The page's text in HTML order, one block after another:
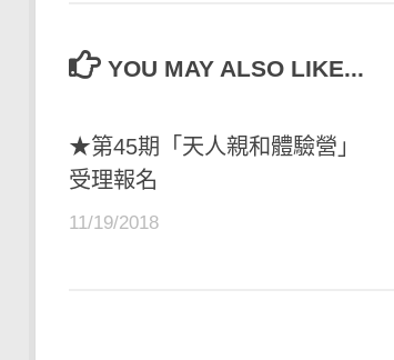
YOU MAY ALSO LIKE...
★第45期「天人親和體驗營」
受理報名
11/19/2018